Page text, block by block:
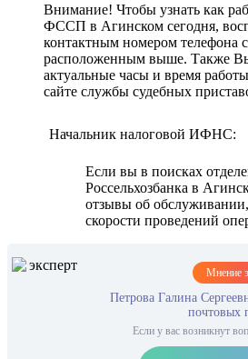
Внимание! Чтобы узнать как
ФССП в Агинском сегодня,
контактным номером телефона
расположенным выше. Также
актуальные часы и время
сайте службы судебных
Начальник налоговой ИФНС:
Если вы в поисках
Россельхозбанка в
отзывы об
скорости проведений
Мнение
Петрова Галина
почтовых
Если у вас возникнут